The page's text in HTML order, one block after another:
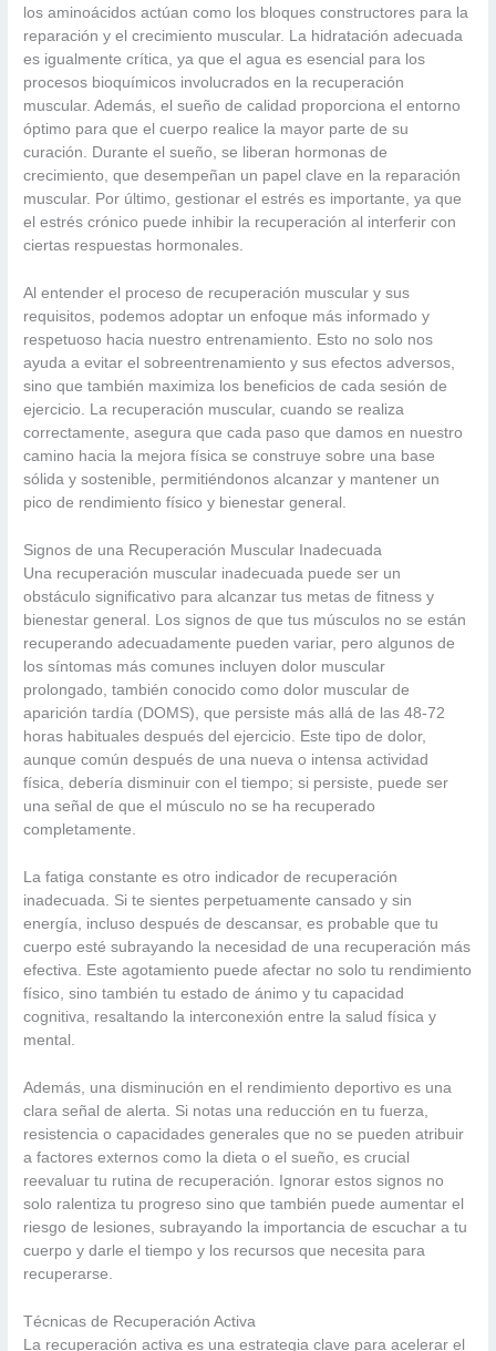
los aminoácidos actúan como los bloques constructores para la
reparación y el crecimiento muscular. La hidratación adecuada
es igualmente crítica, ya que el agua es esencial para los
procesos bioquímicos involucrados en la recuperación
muscular. Además, el sueño de calidad proporciona el entorno
óptimo para que el cuerpo realice la mayor parte de su
curación. Durante el sueño, se liberan hormonas de
crecimiento, que desempeñan un papel clave en la reparación
muscular. Por último, gestionar el estrés es importante, ya que
el estrés crónico puede inhibir la recuperación al interferir con
ciertas respuestas hormonales.
Al entender el proceso de recuperación muscular y sus
requisitos, podemos adoptar un enfoque más informado y
respetuoso hacia nuestro entrenamiento. Esto no solo nos
ayuda a evitar el sobreentrenamiento y sus efectos adversos,
sino que también maximiza los beneficios de cada sesión de
ejercicio. La recuperación muscular, cuando se realiza
correctamente, asegura que cada paso que damos en nuestro
camino hacia la mejora física se construye sobre una base
sólida y sostenible, permitiéndonos alcanzar y mantener un
pico de rendimiento físico y bienestar general.
Signos de una Recuperación Muscular Inadecuada
Una recuperación muscular inadecuada puede ser un
obstáculo significativo para alcanzar tus metas de fitness y
bienestar general. Los signos de que tus músculos no se están
recuperando adecuadamente pueden variar, pero algunos de
los síntomas más comunes incluyen dolor muscular
prolongado, también conocido como dolor muscular de
aparición tardía (DOMS), que persiste más allá de las 48-72
horas habituales después del ejercicio. Este tipo de dolor,
aunque común después de una nueva o intensa actividad
física, debería disminuir con el tiempo; si persiste, puede ser
una señal de que el músculo no se ha recuperado
completamente.
La fatiga constante es otro indicador de recuperación
inadecuada. Si te sientes perpetuamente cansado y sin
energía, incluso después de descansar, es probable que tu
cuerpo esté subrayando la necesidad de una recuperación más
efectiva. Este agotamiento puede afectar no solo tu rendimiento
físico, sino también tu estado de ánimo y tu capacidad
cognitiva, resaltando la interconexión entre la salud física y
mental.
Además, una disminución en el rendimiento deportivo es una
clara señal de alerta. Si notas una reducción en tu fuerza,
resistencia o capacidades generales que no se pueden atribuir
a factores externos como la dieta o el sueño, es crucial
reevaluar tu rutina de recuperación. Ignorar estos signos no
solo ralentiza tu progreso sino que también puede aumentar el
riesgo de lesiones, subrayando la importancia de escuchar a tu
cuerpo y darle el tiempo y los recursos que necesita para
recuperarse.
Técnicas de Recuperación Activa
La recuperación activa es una estrategia clave para acelerar el